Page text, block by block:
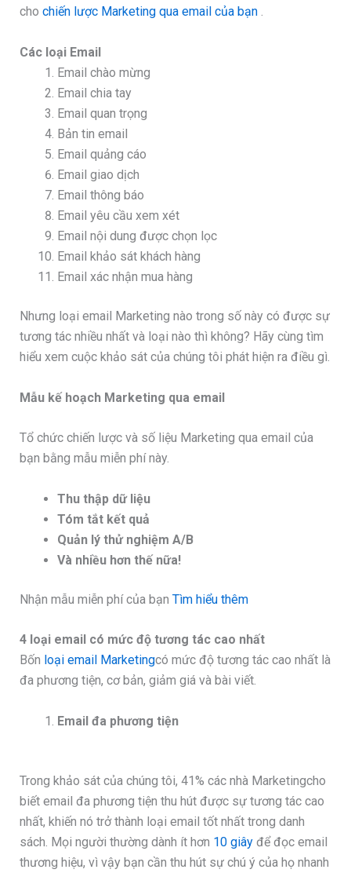
cho chiến lược Marketing qua email của bạn .
Các loại Email
Email chào mừng
Email chia tay
Email quan trọng
Bản tin email
Email quảng cáo
Email giao dịch
Email thông báo
Email yêu cầu xem xét
Email nội dung được chọn lọc
Email khảo sát khách hàng
Email xác nhận mua hàng
Nhưng loại email Marketing nào trong số này có được sự
tương tác nhiều nhất và loại nào thì không? Hãy cùng tìm
hiểu xem cuộc khảo sát của chúng tôi phát hiện ra điều gì.
Mẫu kế hoạch Marketing qua email
Tổ chức chiến lược và số liệu Marketing qua email của
bạn bằng mẫu miễn phí này.
Thu thập dữ liệu
Tóm tắt kết quả
Quản lý thử nghiệm A/B
Và nhiều hơn thế nữa!
Nhận mẫu miễn phí của bạn Tìm hiểu thêm
4 loại email có mức độ tương tác cao nhất
Bốn loại email Marketingcó mức độ tương tác cao nhất là
đa phương tiện, cơ bản, giảm giá và bài viết.
Email đa phương tiện
Trong khảo sát của chúng tôi, 41% các nhà Marketingcho
biết email đa phương tiện thu hút được sự tương tác cao
nhất, khiến nó trở thành loại email tốt nhất trong danh
sách. Mọi người thường dành ít hơn 10 giây để đọc email
thương hiệu, vì vậy bạn cần thu hút sự chú ý của họ nhanh